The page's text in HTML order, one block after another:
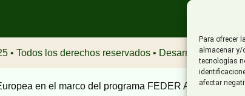
Para ofrecer
almacenar y/
tecnologías
afectar
• Todos los derechos reservados • Desarrollado por
en el marco del programa FEDER Andalucía